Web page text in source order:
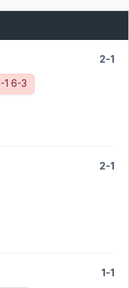
2-1
1 6-3
2-1
1-1